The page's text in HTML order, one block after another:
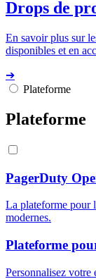
Drops de
En savoir plus sur
disponibles et en
➔
Plateforme
Plateforme
PagerDuty
La plateforme pour
modernes.
Plateforme
Personnalisez votre